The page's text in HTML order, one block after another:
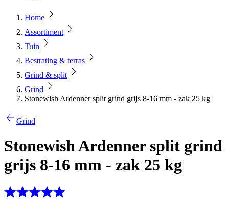
Home
Assortiment
Tuin
Bestrating & terras
Grind & split
Grind
Stonewish Ardenner split grind grijs 8-16 mm - zak 25 kg
Grind
Stonewish Ardenner split grind
grijs 8-16 mm - zak 25 kg